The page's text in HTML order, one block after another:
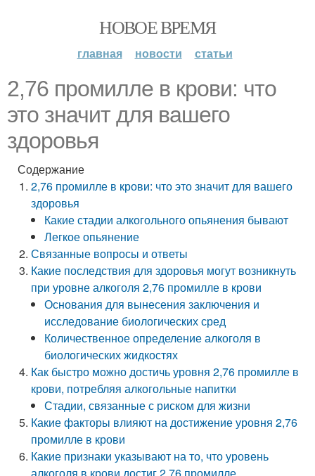
НОВОЕ ВРЕМЯ
главная новости статьи
2,76 промилле в крови: что
это значит для вашего
здоровья
Содержание
2,76 промилле в крови: что это значит для вашего
здоровья
Какие стадии алкогольного опьянения бывают
Легкое опьянение
Связанные вопросы и ответы
Какие последствия для здоровья могут возникнуть
при уровне алкоголя 2,76 промилле в крови
Основания для вынесения заключения и
исследование биологических сред
Количественное определение алкоголя в
биологических жидкостях
Как быстро можно достичь уровня 2,76 промилле в
крови, потребляя алкогольные напитки
Стадии, связанные с риском для жизни
Какие факторы влияют на достижение уровня 2,76
промилле в крови
Какие признаки указывают на то, что уровень